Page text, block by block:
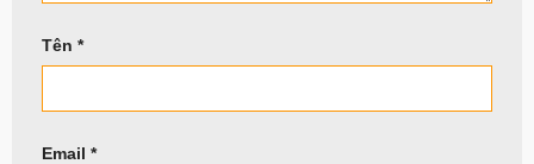
Tên *
Email *